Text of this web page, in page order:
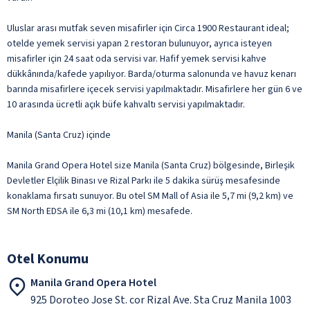
Uluslar arası mutfak seven misafirler için Circa 1900 Restaurant ideal;
otelde yemek servisi yapan 2 restoran bulunuyor, ayrıca isteyen
misafirler için 24 saat oda servisi var. Hafif yemek servisi kahve
dükkânında/kafede yapılıyor. Barda/oturma salonunda ve havuz kenarı
barında misafirlere içecek servisi yapılmaktadır. Misafirlere her gün 6 ve
10 arasında ücretli açık büfe kahvaltı servisi yapılmaktadır.
Manila (Santa Cruz) içinde
Manila Grand Opera Hotel size Manila (Santa Cruz) bölgesinde, Birleşik
Devletler Elçilik Binası ve Rizal Parkı ile 5 dakika sürüş mesafesinde
konaklama fırsatı sunuyor. Bu otel SM Mall of Asia ile 5,7 mi (9,2 km) ve
SM North EDSA ile 6,3 mi (10,1 km) mesafede.
Otel Konumu
Manila Grand Opera Hotel
925 Doroteo Jose St. cor Rizal Ave. Sta Cruz Manila 1003